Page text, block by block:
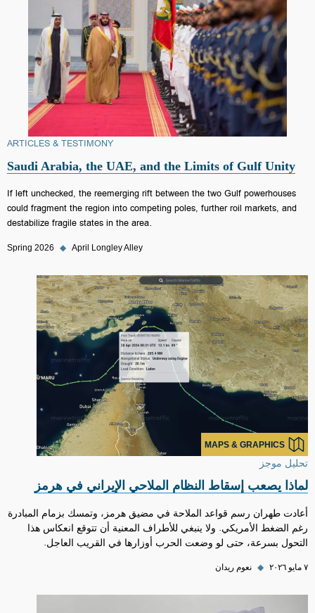
ARTICLES & TESTIMONY
Saudi Arabia, the UAE, and the Limits of Gulf Unity
If left unchecked, the reemerging rift between the two Gulf powerhouses
could fragment the region into competing poles, further roil markets, and
destabilize fragile states in the area.
Spring 2026 ◆ April Longley Alley
MAPS & GRAPHICS
تحليل موجز
لماذا يصعب إسقاط النظام الملاحي الإيراني في هرمز
أعادت طهران رسم قواعد الملاحة في مضيق هرمز، وتمسك بزمام المبادرة
رغم الضغط الأمريكي. ولا ينبغي للأطراف المعنية أن تتوقع انعكاس هذا
التحول بسرعة، حتى لو وضعت الحرب أوزارها في القريب العاجل.
٧ مايو ٢٠٢٦ ◆ نعوم ريدان